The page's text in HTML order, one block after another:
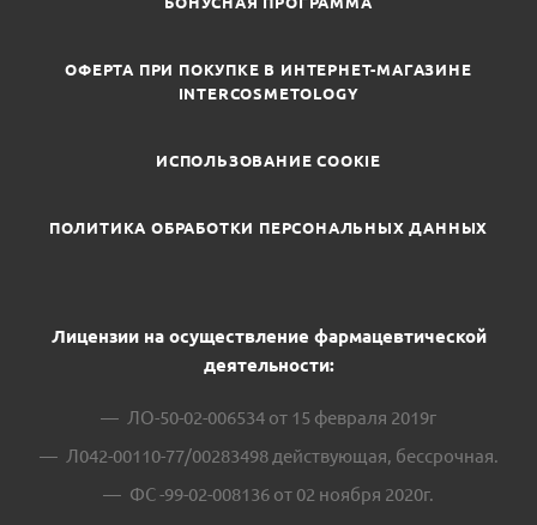
ОФЕРТА ПРИ ПОКУПКЕ В ИНТЕРНЕТ-МАГАЗИНЕ
INTERCOSMETOLOGY
ИСПОЛЬЗОВАНИЕ COOKIE
ПОЛИТИКА ОБРАБОТКИ ПЕРСОНАЛЬНЫХ ДАННЫХ
Лицензии на осуществление фармацевтической
деятельности:
ЛО-50-02-006534 от 15 февраля 2019г
Л042-00110-77/00283498 действующая, бессрочная.
ФС -99-02-008136 от 02 ноября 2020г.